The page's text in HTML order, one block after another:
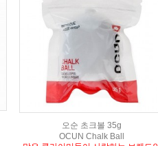
오순 초크볼 35g
OCUN Chalk Ball